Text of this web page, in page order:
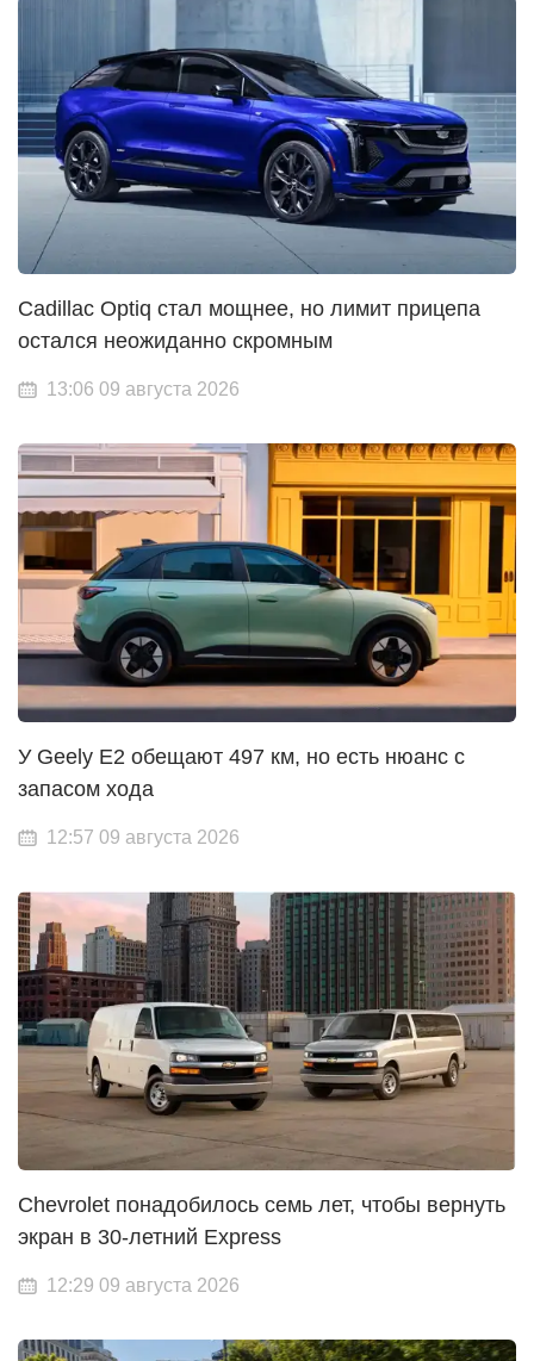
Cadillac Optiq стал мощнее, но лимит прицепа
остался неожиданно скромным
13:06 09 августа 2026
У Geely E2 обещают 497 км, но есть нюанс с
запасом хода
12:57 09 августа 2026
Chevrolet понадобилось семь лет, чтобы вернуть
экран в 30-летний Express
12:29 09 августа 2026